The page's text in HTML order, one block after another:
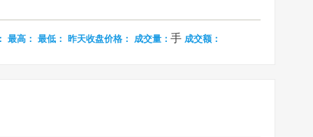
最高： 最低： 昨天收盘价格： 成交量： 手 成交额：